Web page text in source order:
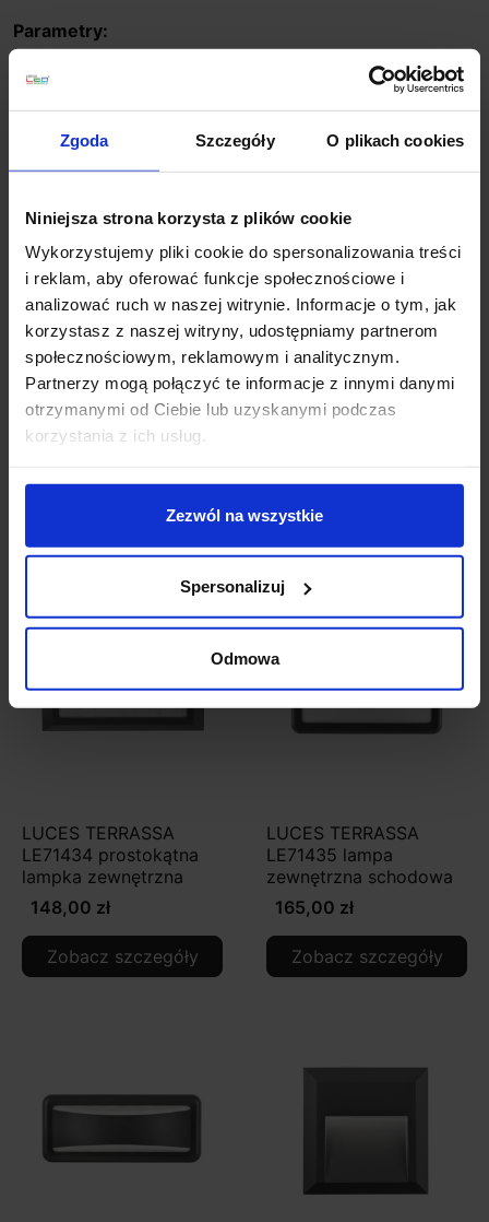
Zgoda Szczegóły O plikach cookies
Niniejsza strona korzysta z plików cookie
Wykorzystujemy pliki cookie do spersonalizowania treści
i reklam, aby oferować funkcje społecznościowe i
analizować ruch w naszej witrynie. Informacje o tym, jak
korzystasz z naszej witryny, udostępniamy partnerom
społecznościowym, reklamowym i analitycznym.
Partnerzy mogą połączyć te informacje z innymi danymi
otrzymanymi od Ciebie lub uzyskanymi podczas
korzystania z ich usług.
Zezwól na wszystkie
Spersonalizuj
Odmowa
Parametry:
wysokość (cm): 8
ilość źródeł: 1
rodzaj trzonka: LED zintegrowany
max moc źródła: 2W
strumień światła: 160lm
barwa światła : 3000K
możliwość ściemniania: nie
kolor lampy: szary
materiał: ABS
IP: 54
Zobacz także
LUCES TERRASSA
LE71434 prostokątna
lampka zewnętrzna
148,00 zł
Zobacz szczegóły
LUCES TERRASSA
LE71435 lampa
zewnętrzna schodowa
165,00 zł
Zobacz szczegóły